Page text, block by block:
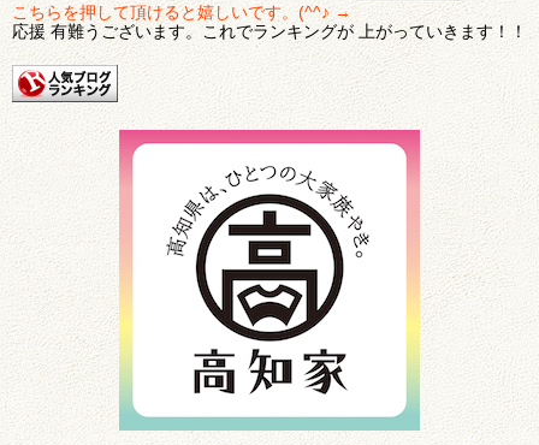
こちらを押して頂けると嬉しいです。(^^♪ →
応援 有難うございます。これでランキングが 上がっていきます！！